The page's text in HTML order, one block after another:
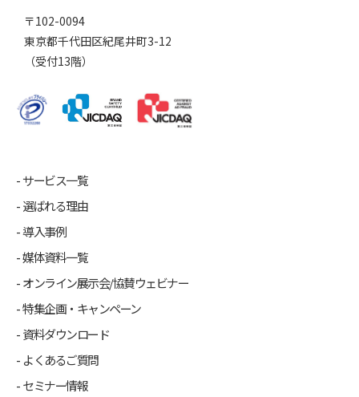
〒102-0094
東京都千代田区紀尾井町3-12
（受付13階）
サービス一覧
選ばれる理由
導入事例
媒体資料一覧
オンライン展示会/協賛ウェビナー
特集企画・キャンペーン
資料ダウンロード
よくあるご質問
セミナー情報